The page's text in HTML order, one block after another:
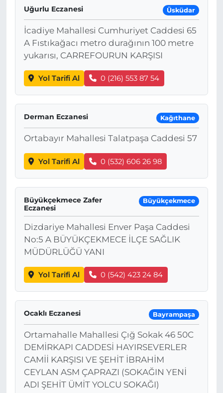
Uğurlu Eczanesi Üsküdar
İcadiye Mahallesi Cumhuriyet Caddesi 65
A Fıstıkağacı metro durağının 100 metre
yukarısı, CARREFOURUN KARŞISI
Yol Tarifi Al 0 (216) 553 87 54
Derman Eczanesi Kağıthane
Ortabayır Mahallesi Talatpaşa Caddesi 57
Yol Tarifi Al 0 (532) 606 26 98
Büyükçekmece Zafer
Eczanesi
Büyükçekmece
Dizdariye Mahallesi Enver Paşa Caddesi
No:5 A BÜYÜKÇEKMECE İLÇE SAĞLIK
MÜDÜRLÜĞÜ YANI
Yol Tarifi Al 0 (542) 423 24 84
Ocaklı Eczanesi Bayrampaşa
Ortamahalle Mahallesi Çığ Sokak 46 50C
DEMİRKAPI CADDESİ HAYIRSEVERLER
CAMİİ KARŞISI VE ŞEHİT İBRAHİM
CEYLAN ASM ÇAPRAZI (SOKAĞIN YENİ
ADI ŞEHİT ÜMİT YOLCU SOKAĞI)